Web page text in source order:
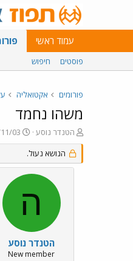
עמוד ראשי
פוסטים חיפוש
פורומים אקטואליה
משהו נחמד
פ
ו
ת
ח
הטנדר נוסע
פ
ו
ס
ם
י
ך
03
הנושא נעול.
ה
הטנדר נוסע
New member